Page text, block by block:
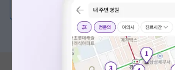
💬 무엇이든 물어보세요
혹은, 의료상담 서비스에 다양한 게
혹시 잘못된 병원정보가 있나요?